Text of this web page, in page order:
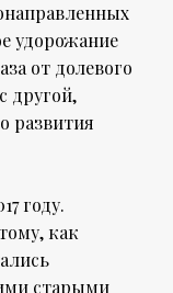
удорожание
от долевого
другой,
развития
году.
как
старыми